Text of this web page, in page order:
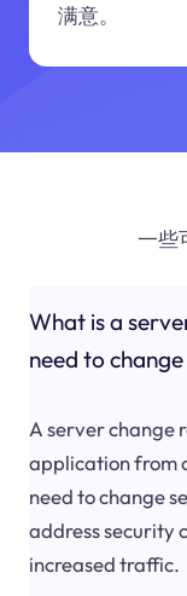
满意。
一些
What is a
need to
A server change
application from
need to change
address security
increased traffic.